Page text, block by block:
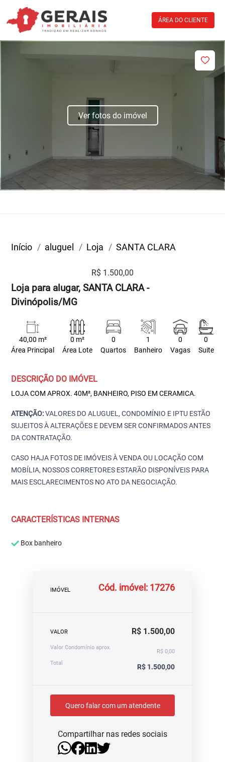
ÁREA DO CLIENTE
Ver fotos do imóvel
Início aluguel Loja SANTA CLARA
R$ 1.500,00
Loja para alugar, SANTA CLARA -
Divinópolis/MG
40,00 m²
Área Principal
0 m²
Área Lote
0
Quartos
1
Banheiro
0
Vagas
0
Suite
DESCRIÇÃO DO IMÓVEL
LOJA COM APROX. 40M², BANHEIRO, PISO EM CERAMICA.
ATENÇÃO:VALORES DO ALUGUEL, CONDOMÍNIO E IPTU ESTÃO
SUJEITOS À ALTERAÇÕES E DEVEM SER CONFIRMADOS ANTES
DA CONTRATAÇÃO.
CASO HAJA FOTOS DE IMÓVEIS À VENDA OU LOCAÇÃO COM
MOBÍLIA, NOSSOS CORRETORES ESTARÃO DISPONÍVEIS PARA
MAIS ESCLARECIMENTOS NO ATO DA NEGOCIAÇÃO.
CARACTERÍSTICAS INTERNAS
Box banheiro
IMÓVEL Cód. imóvel: 17276
VALOR R$ 1.500,00
Valor Condomínio aprox.
R$ 0,00
Total
R$ 1.500,00
Quero falar com um atendente
Compartilhar nas redes sociais